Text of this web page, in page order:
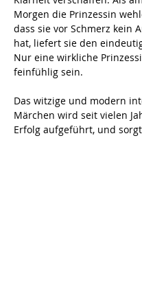
Morgen die Prinzessin
dass sie vor Schmerz kein
hat, liefert sie den
Nur eine wirkliche
feinfühlig sein.
Das witzige und modern
Märchen wird seit vielen
Erfolg aufgeführt, und